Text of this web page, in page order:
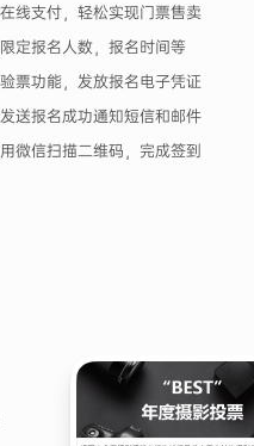
线支付，轻松实现门票售卖
定报名人数，报名时间等
票功能，发放报名电子凭证
送报名成功通知短信和邮件
微信扫描二维码，完成签到